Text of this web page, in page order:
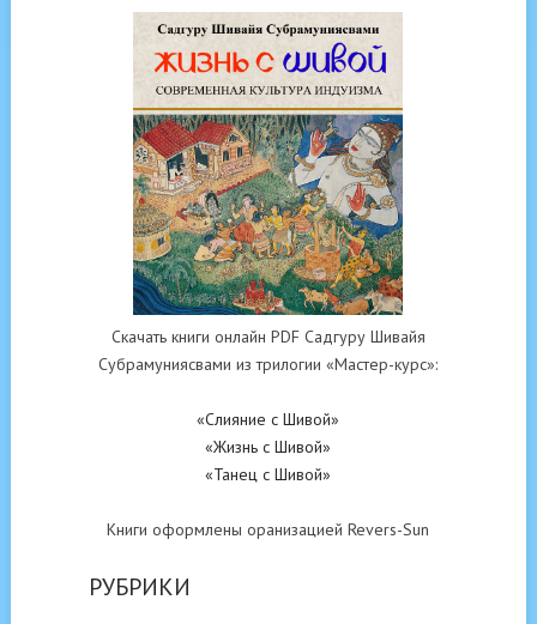
Скачать книги онлайн PDF Садгуру Шивайя
Субрамуниясвами из трилогии «Мастер-курс»:
«Слияние с Шивой»
«Жизнь с Шивой»
«Танец с Шивой»
Книги оформлены оранизацией Revers-Sun
РУБРИКИ